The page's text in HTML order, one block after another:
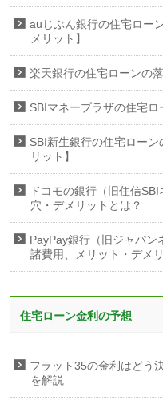
auじぶん銀行の住宅ロー
メリット】
楽天銀行の住宅ローンの
SBIマネープラザの住宅
SBI新生銀行の住宅ロー
リット】
ドコモの銀行（旧住信
穴・デメリットとは？
PayPay銀行（旧ジャパ
諸費用、メリット・デメ
住宅ローン金利の予想
フラット35の金利はどう
を解説